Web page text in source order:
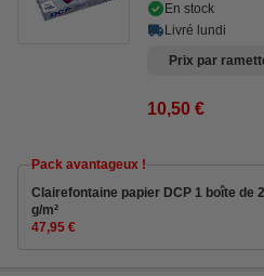
En stock
Livré lundi
Prix par
10,50 €
Pack avantageux !
Clairefontaine papier DCP 1 boîte de
g/m²
47,95 €